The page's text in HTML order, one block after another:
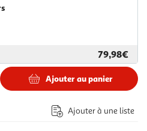
79,98€
Ajouter au panier
Ajouter à une liste